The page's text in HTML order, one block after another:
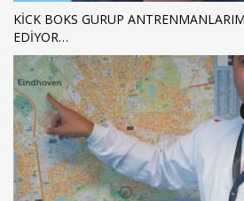
KICK BOKS GURUP
EDIYOR…